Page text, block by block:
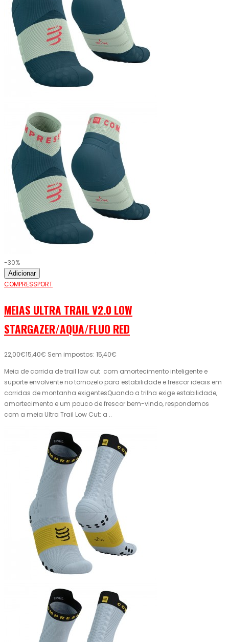
-30%
Adicionar
COMPRESSPORT
MEIAS ULTRA TRAIL V2.0 LOW
STARGAZER/AQUA/FLUO RED
22,00€15,40€ Sem impostos: 15,40€
Meia de corrida de trail low cut com amortecimento inteligente e
suporte envolvente no tornozelo para estabilidade e frescor ideais em
corridas de montanha exigentesQuando a trilha exige estabilidade,
amortecimento e um pouco de frescor bem-vindo, respondemos
com a meia Ultra Trail Low Cut: a ..